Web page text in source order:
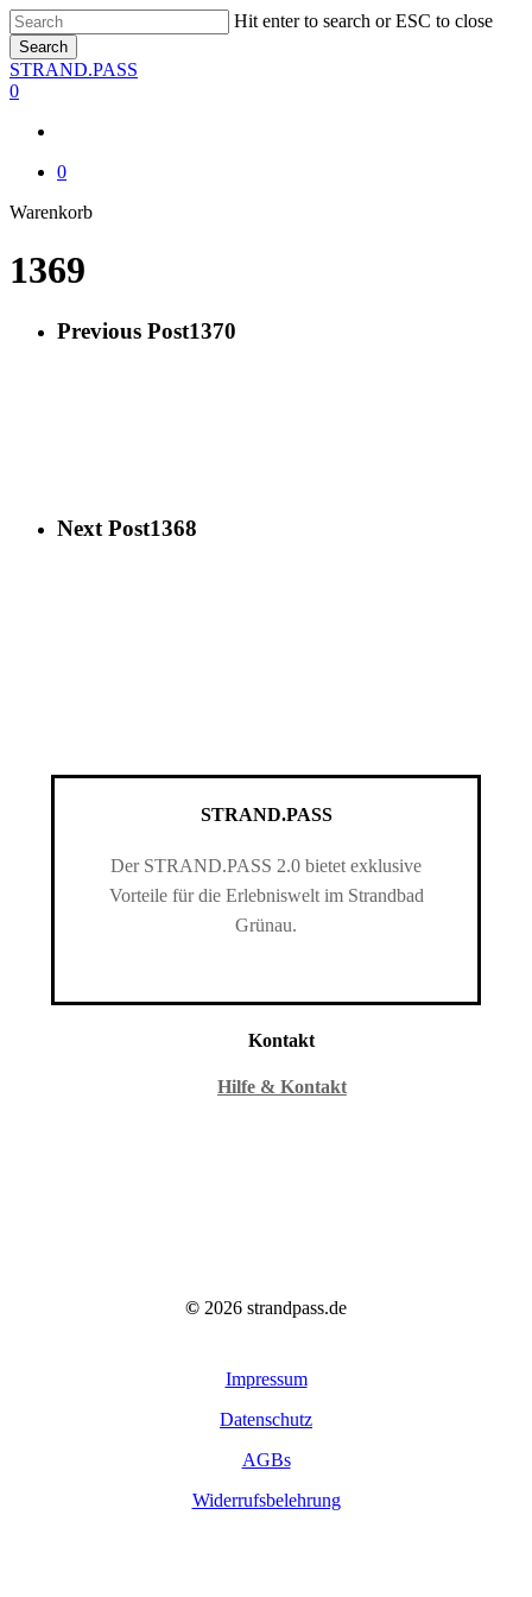
Skip
to
main
content
Hit enter to search or ESC to close
Search
Close
Search
STRAND.PASS
0
0
WarenkorbClose
1369
Previous Post1370
Next Post1368
STRAND.PASS
Der STRAND.PASS 2.0 bietet exklusive
Vorteile für die Erlebniswelt im Strandbad
Grünau.
Kontakt
Hilfe & Kontakt
© 2026 strandpass.de
Impressum
Datenschutz
AGBs
Widerrufsbelehrung